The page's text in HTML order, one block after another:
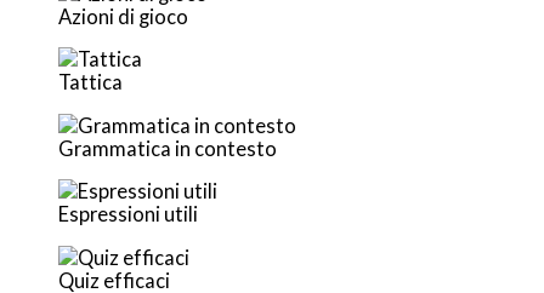
Azioni di gioco
Tattica
Grammatica in contesto
Espressioni utili
Quiz efficaci